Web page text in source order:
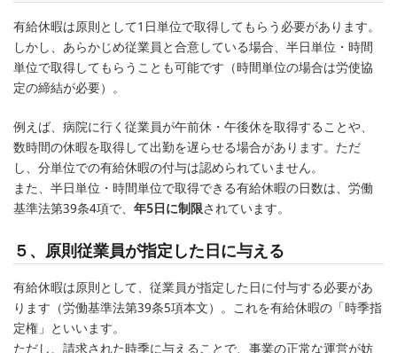
有給休暇は原則として1日単位で取得してもらう必要があります。
しかし、あらかじめ従業員と合意している場合、半日単位・時間
単位で取得してもらうことも可能です（時間単位の場合は労使協
定の締結が必要）。
例えば、病院に行く従業員が午前休・午後休を取得することや、
数時間の休暇を取得して出勤を遅らせる場合があります。ただ
し、分単位での有給休暇の付与は認められていません。
また、半日単位・時間単位で取得できる有給休暇の日数は、労働
基準法第39条4項で、 年5日に制限されています。
５、原則従業員が指定した日に与える
有給休暇は原則として、従業員が指定した日に付与する必要があ
ります（労働基準法第39条5項本文）。これを有給休暇の「時季指
定権」といいます。
ただし、請求された時季に与えることで、事業の正常な運営が妨